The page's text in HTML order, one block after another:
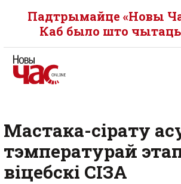
Падтрымайце «Новы
Каб было што
Мастака-сірату
тэмпературай
віцебскі СІЗА